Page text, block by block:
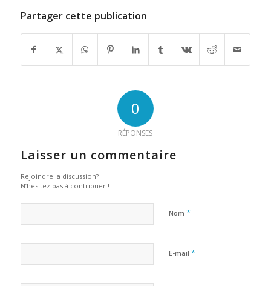
Partager cette publication
0
RÉPONSES
Laisser un commentaire
Rejoindre la discussion?
N’hésitez pas à contribuer !
Nom *
E-mail *